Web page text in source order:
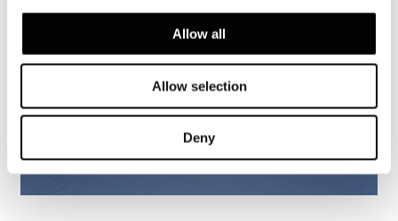
Allow all
Allow selection
Deny